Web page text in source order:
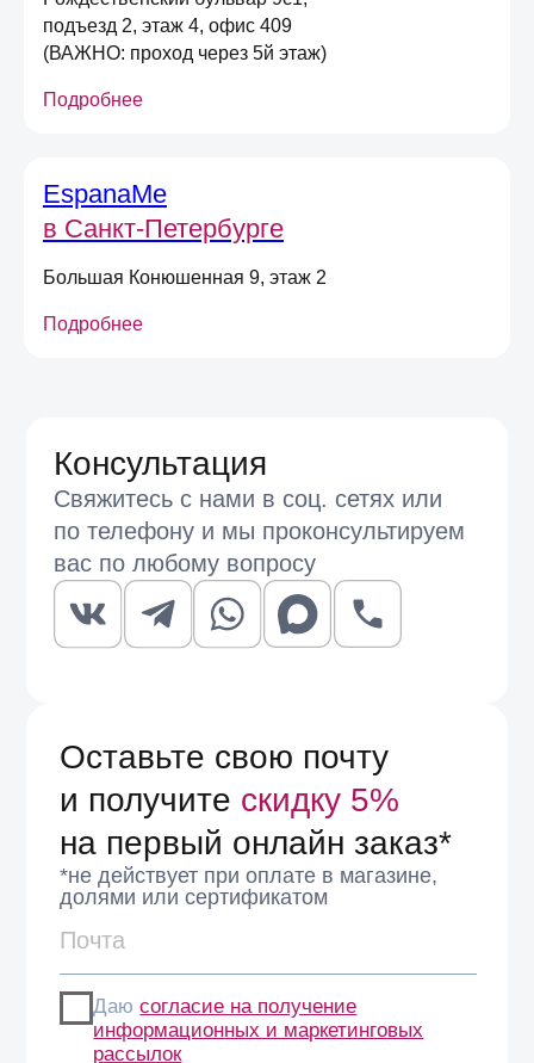
подъезд 2, этаж 4, офис 409
(ВАЖНО: проход через 5й этаж)
Подробнее
EspanaMe
в Санкт-Петербурге
Большая Конюшенная 9, этаж 2
Подробнее
(вы можете в любой момент отписаться
от рассылок)
Я согласен на обработкуперсональных
Условиями договора оферты